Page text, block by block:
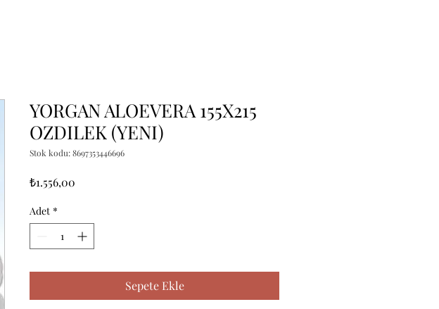
YORGAN ALOEVERA 155X215
OZDILEK (YENI)
Stok kodu: 8697353446696
₺1.556,00
Adet *
Sepete Ekle